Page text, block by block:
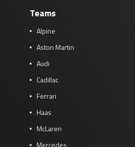
Teams
Alpine
Aston Martin
Audi
Cadillac
Ferrari
Haas
McLaren
Mercedes